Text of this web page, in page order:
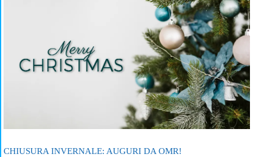
CHIUSURA INVERNALE: AUGURI DA OMR!